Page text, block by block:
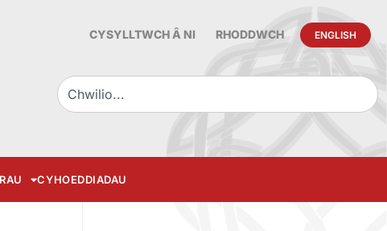
CYSYLLTWCH Â NI RHODDWCH ENGLISH
CYHOEDDIADAU